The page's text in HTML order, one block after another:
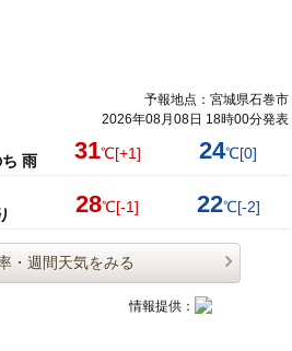
予報地点：宮城県石巻市
2026年08月08日 18時00分発表
雨 31℃[+1] 24℃[0]
28℃[-1] 22℃[-2]
・週間天気をみる
情報提供：